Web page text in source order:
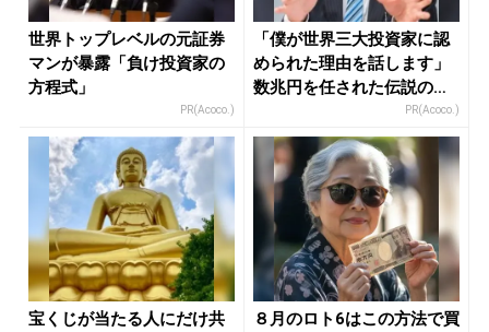
世界トップレベルの元証券
マンが暴露「負け投資家の
方程式」
PR(Acoco.)
「僕が世界三大投資家に認
められた理由を話します」
数兆円を任された伝説の投
PR(Acoco.)
宝くじが当たる人にだけ共
８月のロト6はこの方法で買